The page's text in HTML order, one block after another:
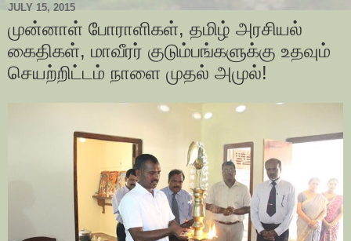
JULY 15, 2015
முன்னாள் போராளிகள், தமிழ் அரசியல்
கைதிகள், மாவீரர் குடும்பங்களுக்கு உதவும்
செயற்றிட்டம் நாளை முதல் அமுல்!